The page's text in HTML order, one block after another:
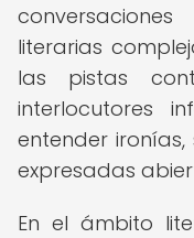
literarias
las pistas
interlocutores
entender
expresadas
En el ámbito